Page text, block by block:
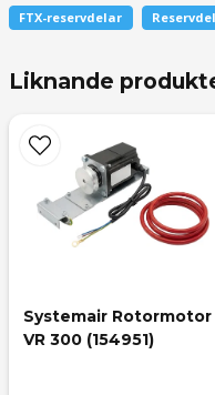
question
nameNamn
email
Mejladress
FTX-reservdelar
Liknande
Systemair Rotormotor
VR 300 (154951)